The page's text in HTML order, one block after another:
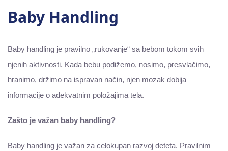
Baby Handling
Baby handling je pravilno „rukovanje“ sa bebom tokom svih
njenih aktivnosti. Kada bebu podižemo, nosimo, presvlačimo,
hranimo, držimo na ispravan način, njen mozak dobija
informacije o adekvatnim položajima tela.
Zašto je važan baby handling?
Baby handling je važan za celokupan razvoj deteta. Pravilnim